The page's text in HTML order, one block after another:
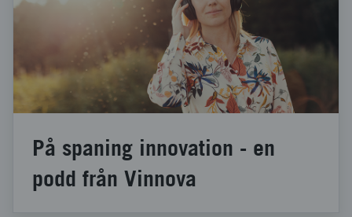
På spaning innovation - en
podd från Vinnova